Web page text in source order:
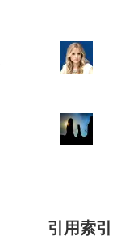
引用索引